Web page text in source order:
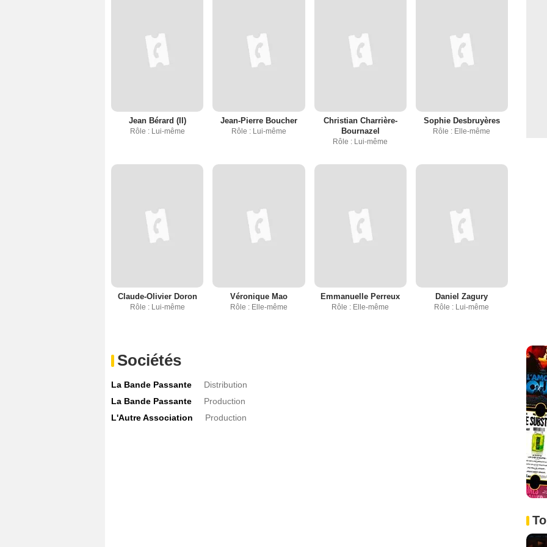
Jean Bérard (II)
Rôle : Lui-même
Jean-Pierre Boucher
Rôle : Lui-même
Christian Charrière-
Bournazel
Rôle : Lui-même
Sophie Desbruyères
Rôle : Elle-même
Claude-Olivier Doron
Rôle : Lui-même
Véronique Mao
Rôle : Elle-même
Emmanuelle Perreux
Rôle : Elle-même
Daniel Zagury
Rôle : Lui-même
Sociétés
La Bande Passante
Distribution
La Bande Passante
Production
L'Autre Association
Production